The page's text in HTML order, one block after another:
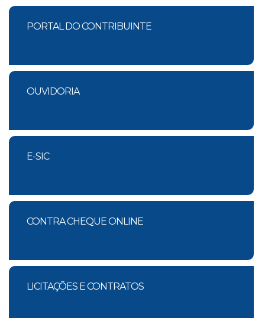
PORTAL DO CONTRIBUINTE
OUVIDORIA
E-SIC
CONTRA CHEQUE ONLINE
LICITAÇÕES E CONTRATOS